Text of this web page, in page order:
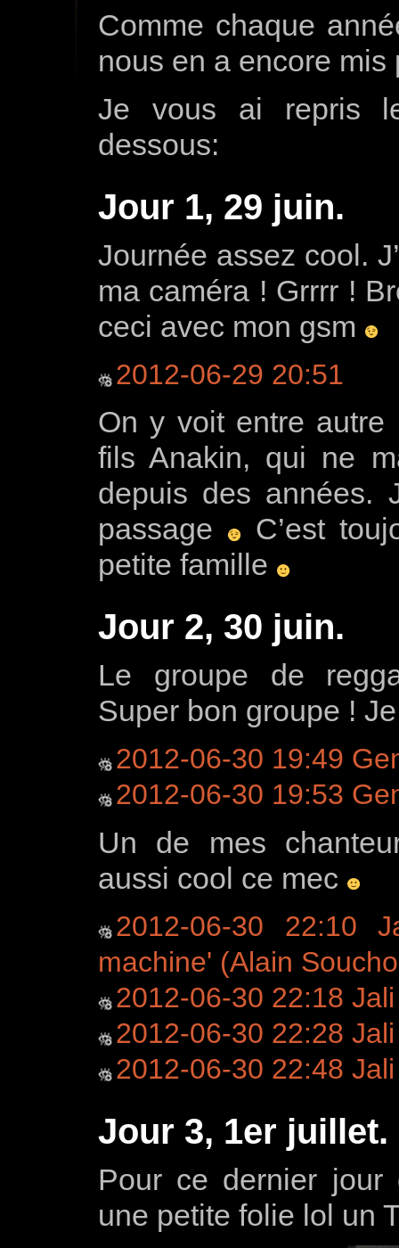
Comme chaque
nous en a encore
Je vous ai repris
dessous:
Jour 1, 29 juin.
Journée assez cool.
ma caméra ! Grrrr !
ceci avec mon gsm
2012-06-29 20:51
On y voit entre autre
fils Anakin, qui ne
depuis des
passage
C’est
petite famille
Jour 2, 30 juin.
Le groupe de
Super bon groupe !
2012-06-30 19:49
2012-06-30 19:53
Un de mes
aussi cool ce mec
2012-06-30
machine' (Alain
2012-06-30 22:18
2012-06-30 22:28
2012-06-30 22:48
Jour 3, 1er juillet.
Pour ce dernier
une petite folie lol un